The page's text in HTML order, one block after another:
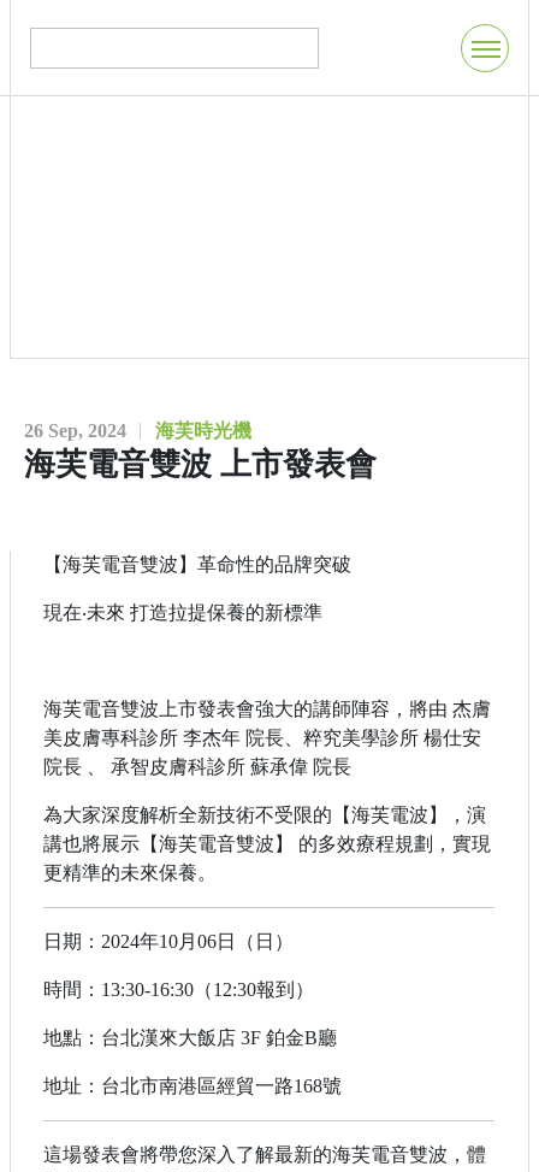
26 Sep, 2024 海芙時光機
海芙電音雙波 上市發表會
【海芙電音雙波】革命性的品牌突破
現在‧未來 打造拉提保養的新標準
海芙電音雙波上市發表會強大的講師陣容，將由 杰膚
美皮膚專科診所 李杰年 院長、粹究美學診所 楊仕安
院長 、 承智皮膚科診所 蘇承偉 院長
為大家深度解析全新技術不受限的【海芙電波】，演
講也將展示【海芙電音雙波】 的多效療程規劃，實現
更精準的未來保養。
日期：2024年10月06日（日）
時間：13:30-16:30（12:30報到）
地點：台北漢來大飯店 3F 鉑金B廳
地址：台北市南港區經貿一路168號
這場發表會將帶您深入了解最新的海芙電音雙波，體